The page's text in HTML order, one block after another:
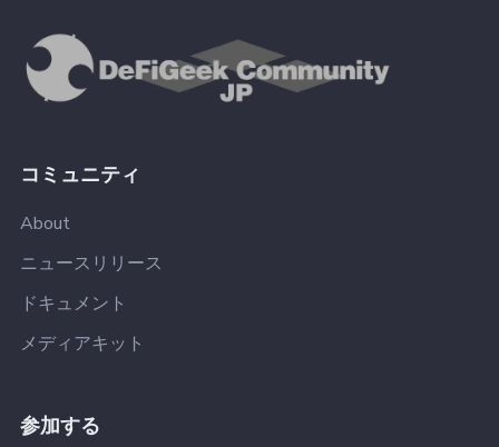
コミュニティ
About
ニュースリリース
ドキュメント
メディアキット
参加する